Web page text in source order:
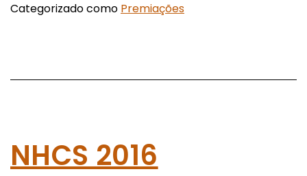
Categorizado como Premiações
NHCS 2016